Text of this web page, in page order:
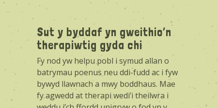
Sut y byddaf yn gweithio’n
therapiwtig gyda chi
Fy nod yw helpu pobl i symud allan o
batrymau poenus neu ddi-fudd ac i fyw
bywyd llawnach a mwy boddhaus. Mae
fy agwedd at therapi wedi’i theilwra i